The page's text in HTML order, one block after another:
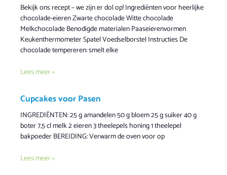
Bekijk ons recept – we zijn er dol op! Ingrediënten voor heerlijke
chocolade-eieren Zwarte chocolade Witte chocolade
Melkchocolade Benodigde materialen Paaseierenvormen
Keukenthermometer Spatel Voedselborstel Instructies De
chocolade tempereren: smelt elke
Lees meer »
Cupcakes voor Pasen
INGREDIËNTEN: 25 g amandelen 50 g bloem 25 g suiker 40 g
boter 7,5 cl melk 2 eieren 3 theelepels honing 1 theelepel
bakpoeder BEREIDING: Verwarm de oven voor op
Lees meer »